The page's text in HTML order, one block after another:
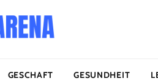
GESCHAFT GESUNDHEIT